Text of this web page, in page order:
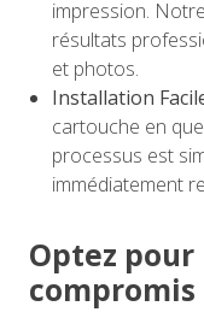
impression.
résultats
et photos.
Installation
cartouche en
processus est
immédiatement
Optez
compromis